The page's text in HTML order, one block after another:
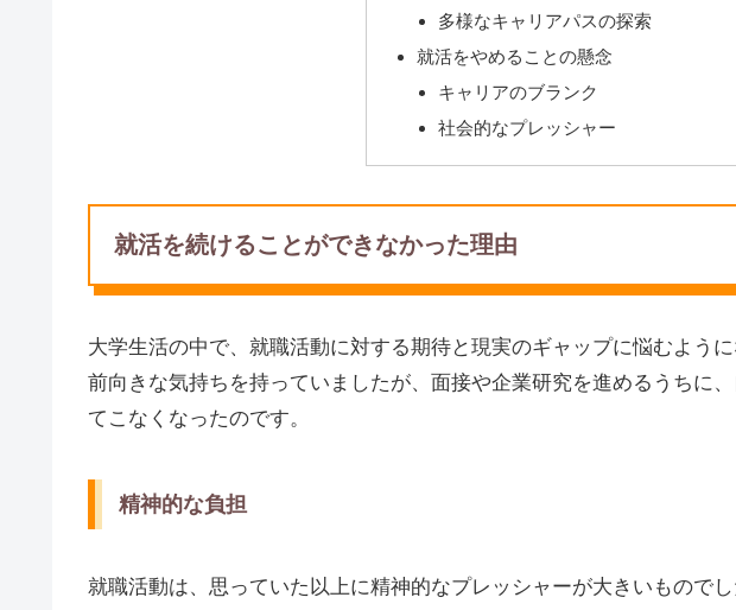
多様なキャリアパスの探索
就活をやめることの懸念
キャリアのブランク
社会的なプレッシャー
就活を続けることができなかった理由
大学生活の中で、就職活動に対する期待と現実のギャップに悩むよう
前向きな気持ちを持っていましたが、面接や企業研究を進めるうちに
てこなくなったのです。
精神的な負担
就職活動は、思っていた以上に精神的なプレッシャーが大きいもので